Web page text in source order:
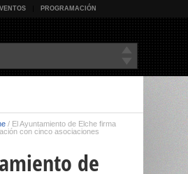
PROGRAMACIÓN
/ El Ayuntamiento de Elche firma
con cinco asociaciones
de